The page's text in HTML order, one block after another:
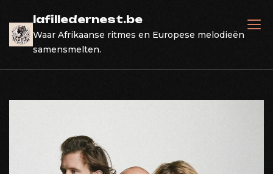
content
lafilledernest.be
Waar Afrikaanse ritmes en Europese melodieën
samensmelten.